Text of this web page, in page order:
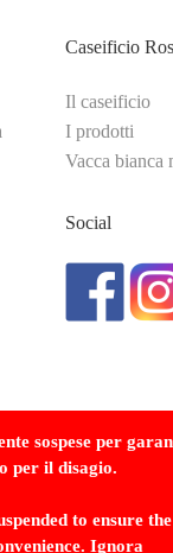
sospese per
per il disagio.
to ensure
Ignora
Caseificio
Il caseificio
I prodotti
Vacca bianca
Social